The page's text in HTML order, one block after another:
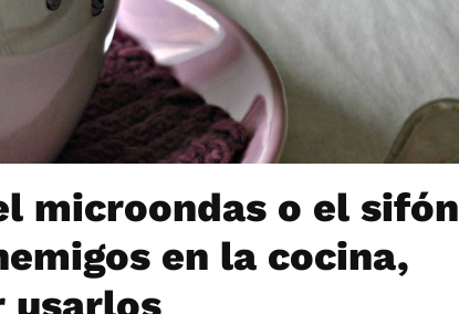
microondas o el sifón
en la cocina,